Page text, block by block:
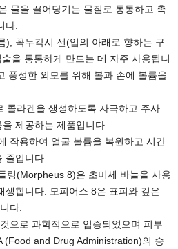
물을 끌어당기는 물질로 통통하고 촉
다.
), 꼭두각시 선(입의 아래로 향하는 구
을 통통하게 만드는 데 자주 사용됩니
풍성한 외모를 위해 볼과 손에 볼륨을
콜라겐을 생성하도록 자극하고 주사
제공하는 제품입니다.
작용하여 얼굴 볼륨을 복원하고 시간
줄입니다.
링(Morpheus 8)은 초미세 바늘을 사용
생합니다. 모피어스 8은 표피와 깊은
다.
으로 과학적으로 입증되었으며 피부
(Food and Drug Administration)의 승